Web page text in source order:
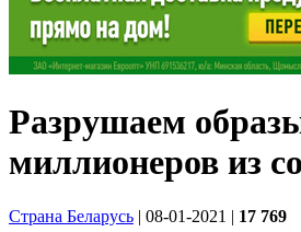
Разрушаем
миллионеров из
Страна Беларусь | 08-01-2021 | 17 769